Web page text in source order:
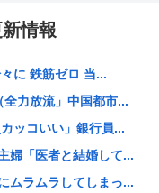
情報
に 鉄筋ゼロ 当...
力放流」中国都市...
ッコいい」銀行員...
婦「医者と結婚して...
ムラムラしてしまっ...